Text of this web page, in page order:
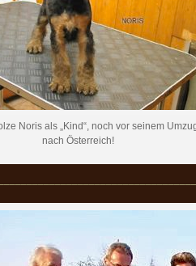
Noris als „Kind“, noch vor seinem
nach Österreich!